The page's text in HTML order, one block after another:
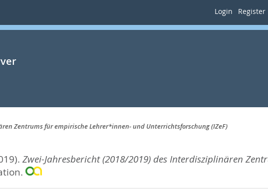
Login Register
Zentrums für empirische Lehrer*innen- und Unterrichtsforschung (IZeF)
Zwei-Jahresbericht (2018/2019) des Interdisziplinären